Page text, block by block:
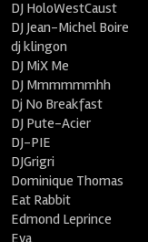
DJ HoloWestCaust
DJ Jean-Michel Boire
dj klingon
DJ MiX Me
DJ Mmmmmmhh
Dj No Breakfast
DJ Pute-Acier
DJ-PIE
DJGrigri
Dominique Thomas
Eat Rabbit
Edmond Leprince
Eva